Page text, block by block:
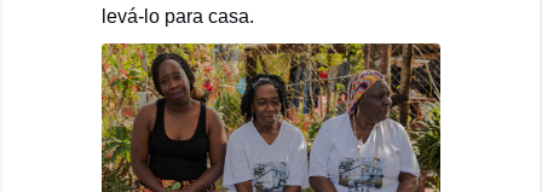
levá-lo para casa.